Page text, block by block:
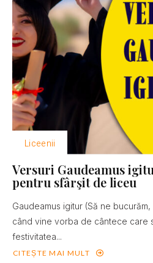
Liceenii
Versuri Gaudeamus
pentru sfârşit de liceu
Gaudeamus igitur (Să ne
când vine vorba de cântece care
festivitatea...
CITEȘTE MAI MULT